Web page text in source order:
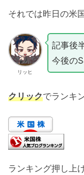
それでは昨日の米
リッヒ
記事後
今後の
クリックでランキ
ランキング押し上